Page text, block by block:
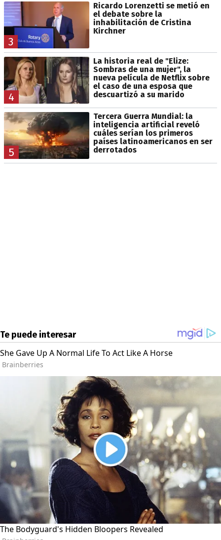
3
Ricardo Lorenzetti se metió en
el debate sobre la
inhabilitación de Cristina
Kirchner
4
La historia real de "Elize:
Sombras de una mujer", la
nueva película de Netflix sobre
el caso de una esposa que
descuartizó a su marido
5
Tercera Guerra Mundial: la
inteligencia artificial reveló
cuáles serían los primeros
países latinoamericanos en ser
derrotados